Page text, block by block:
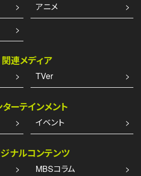
アニメ
関連メディア
TVer
ターテインメント
イベント
ナルコンテンツ
MBSコラム